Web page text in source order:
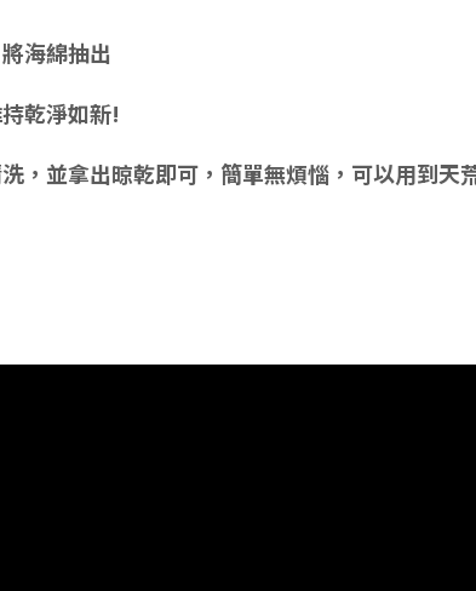
海綿抽出
乾淨如新!
，並拿出晾乾即可，簡單無煩惱，可以用到天